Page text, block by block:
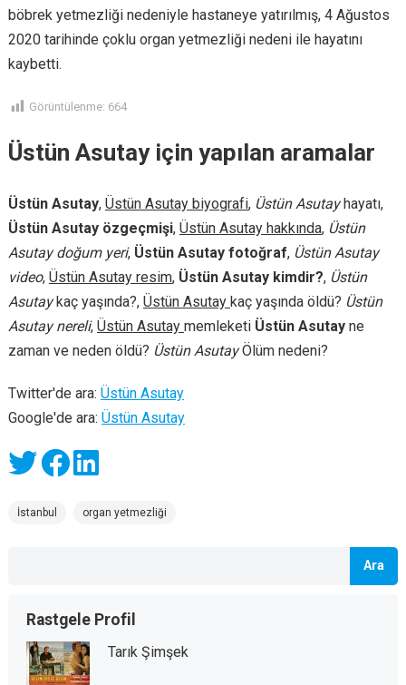
böbrek yetmezliği nedeniyle hastaneye yatırılmış, 4 Ağustos
2020 tarihinde çoklu organ yetmezliği nedeni ile hayatını
kaybetti.
Görüntülenme: 664
Üstün Asutay için yapılan aramalar
Üstün Asutay, Üstün Asutay biyografi, Üstün Asutayhayatı,
Üstün Asutay özgeçmişi, Üstün Asutay hakkında, Üstün
Asutay doğum yeri, Üstün Asutay fotoğraf, Üstün Asutay
video, Üstün Asutay resim, Üstün Asutay kimdir?, Üstün
Asutaykaç yaşında?, Üstün Asutay kaç yaşında öldü? Üstün
Asutay nereli, Üstün Asutay memleketi Üstün Asutayne
zaman ve neden öldü? Üstün AsutayÖlüm nedeni?
Twitter'de ara: Üstün Asutay
Google'de ara: Üstün Asutay
İstanbul organ yetmezliği
Ara
Rastgele Profil
Tarık Şimşek